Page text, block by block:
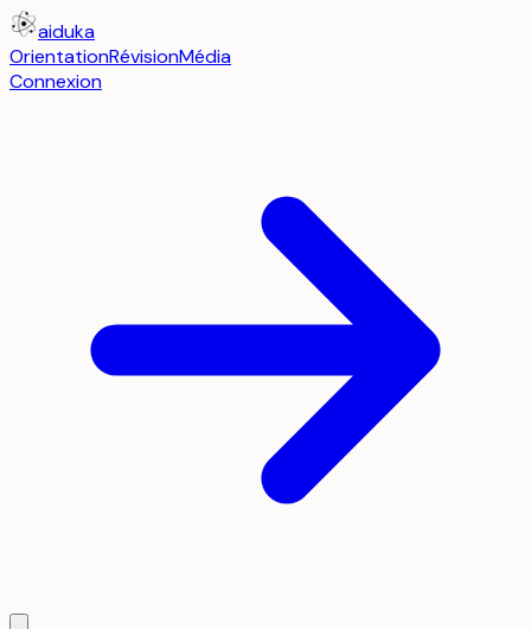
aiduka
OrientationRévisionMédia
Connexion